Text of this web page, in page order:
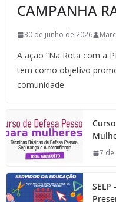
CAMPANHA
30 de junho de 2026
A ação “Na Rota com a
tem como objetivo
comunidade
7